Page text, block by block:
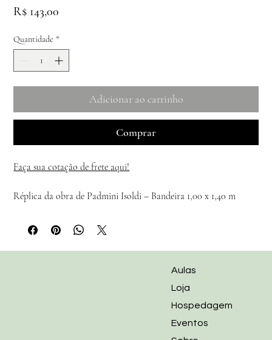
R$ 143,00
Quantidade *
Adicionar ao carrinho
Comprar
Faça sua cotação de frete aqui!
Réplica da obra de Padmini Isoldi – Bandeira 1,00 x 1,40 m
Descubra a beleza e a energia da arte de Padmini Isoldi em um
confeccionada em tecido na dimensão 1,00 x 1,40 metros, traz a
mesma vibração e profundidade das criações que tocam a alma.
sinta, receba e compartilhe a transformação que só a arte
Aulas
Loja
Hospedagem
Eventos